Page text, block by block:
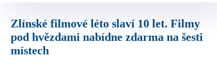
Zlínské filmové léto slaví 10 let. Filmy
pod hvězdami nabídne zdarma na šesti
místech